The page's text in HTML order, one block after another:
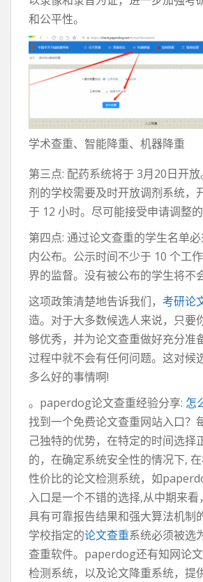
和公平性。
学术查重、智能降重、机器降重
第三点: 配药系统将于 3月20日开
剂的学校需要及时开放调剂系统，
于 12 小时。尽可能接受申请调整的
第四点: 通过论文查重的学生名单
内公布。公示时间不少于 10 个工
界的监督。没有被公布的学生将不
这项政策清楚地告诉我们， 考研论
造。对于大多数候选人来说，只要
够优秀，并为论文查重做好充分准
过程中就不会有任何问题。这对候
多么好的事情啊!
。paperdog论文查重经验分享: 怎
找到一个免费论文查重网站入口？
己独特的优势，在特定的时间选择
的，在确定系统安全性的情况下,
性价比的论文检测系统，如
入口是一个不错的选择,从中期来
具有可靠报告结果和强大算法机制
学校指定的论文查重系统必须被选
查重软件。paperdog还有知网论
检测系统，以及论文降重系统，提